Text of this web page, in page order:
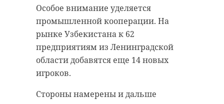
Особое внимание уделяется
промышленной кооперации. На
рынке Узбекистана к 62
предприятиям из Ленинградской
области добавятся еще 14 новых
игроков.
Стороны намерены и дальше
дождь. Атмосферное давление
существенно не изменится.
выставочный центр "Экспофорум"
в Санкт-Петербурге. Форум
объединяет государственных
деятелей России и иностранных
государств, топ-менеджеров
корпораций, руководителей
науки и культуры, а также других